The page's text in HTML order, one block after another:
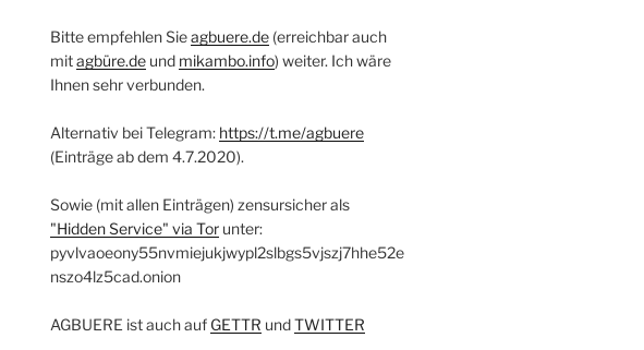
Bitte empfehlen Sieagbuere.de(erreichbar auch
mitagbüre.deund mikambo.info) weiter. Ich wäre
Ihnen sehr verbunden.
Alternativ bei Telegram: https://t.me/agbuere
(Einträge ab dem 4.7.2020).
Sowie (mit allen Einträgen) zensursicher als
"Hidden Service" via Torunter:
pyvlvaoeony55nvmiejukjwypl2slbgs5vjszj7hhe52e
nszo4lz5cad.onion
AGBUERE ist auch auf GETTR undTWITTER